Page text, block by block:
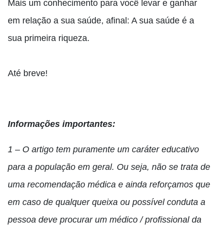
Mais um conhecimento para você levar e ganhar
em relação a sua saúde, afinal: A sua saúde é a
sua primeira riqueza.
Até breve!
Informações importantes:
1 – O artigo tem puramente um caráter educativo
para a população em geral. Ou seja, não se trata de
uma recomendação médica e ainda reforçamos que
em caso de qualquer queixa ou possível conduta a
pessoa deve procurar um médico / profissional da